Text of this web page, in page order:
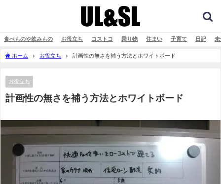
食べものや飲みもの お役立ち コストコ 乗り物 住まい 子育て 日記 未
ホーム お役立ち 計画性の無さを補う方法とホワイトボード
お役立ち
計画性の無さを補う方法とホワイトボード